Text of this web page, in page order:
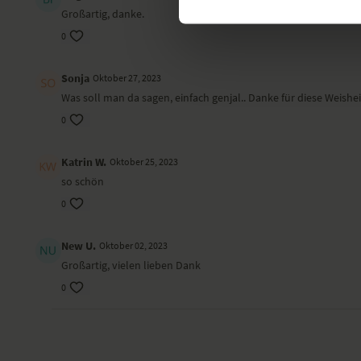
Großartig, danke.
0
Sonja Oktober 27, 2023
Was soll man da sagen, einfach genjal.. Danke für diese
0
Katrin W. Oktober 25, 2023
so schön
0
New U. Oktober 02, 2023
Großartig, vielen lieben Dank
0